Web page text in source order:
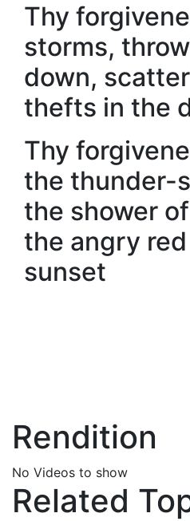
Thy
storms,
down,
thefts in the
Thy
the thunder-
the shower
the angry
sunset
Rendition
No Videos to show
Related